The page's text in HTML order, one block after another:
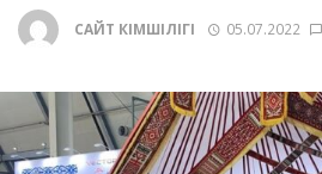
САЙТ ӘКІМШІЛІГІ 05.07.2022